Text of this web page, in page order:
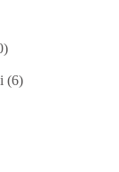
(6)